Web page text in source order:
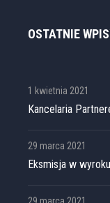
OSTATNIE
Kancelaria
1 kwietnia 2021
Eksmisja w
29 marca 2021